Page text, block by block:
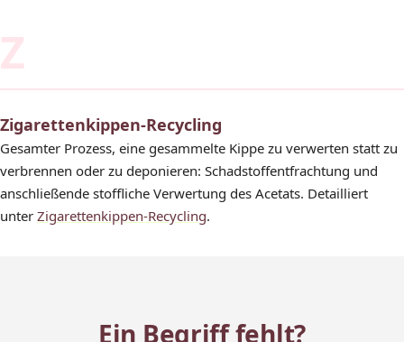
Z
Zigarettenkippen-Recycling
Gesamter Prozess, eine gesammelte Kippe zu verwerten statt zu
verbrennen oder zu deponieren: Schadstoffentfrachtung und
anschließende stoffliche Verwertung des Acetats. Detailliert
unter Zigarettenkippen-Recycling.
Ein Begriff fehlt?